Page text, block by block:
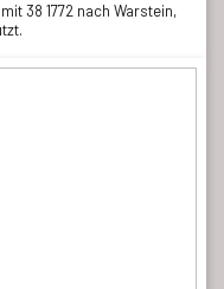
38 1772 nach Warstein,